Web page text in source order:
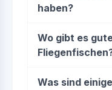
haben?
Wo gibt es
Was sind